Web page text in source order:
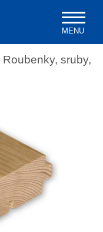
MENU
Roubenky, sruby,